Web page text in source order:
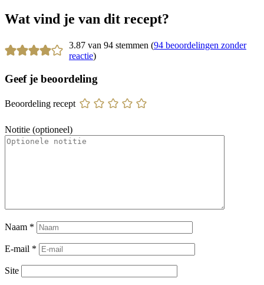
Wat vind je van dit recept?
3.87 van 94 stemmen (94 beoordelingen zonder
reactie)
Geef je beoordeling
Beoordeling recept
Notitie (optioneel)
Naam *
E-mail *
Site